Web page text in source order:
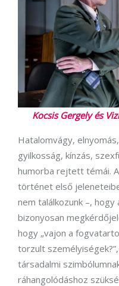
Kocsis Gergely és
Hatalomvágy,
gyilkosság, kínzás,
humorba rejtett témái.
történet első
nem találkozunk –,
bizonyosan
hogy „vajon a
torzult
társadalmi
ráhangolódáshoz